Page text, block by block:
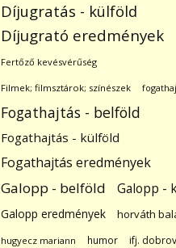
Díjugratás - külföld
Díjugrató eredmények
Fertőző kevésvérűség
Filmek; filmsztárok; színészek
Fogathajtás - belföld
Fogathajtás - külföld
Fogathajtás eredmények
Galopp - belföld Galopp -
Galopp eredmények horváth
hugyecz mariann humor ifj.